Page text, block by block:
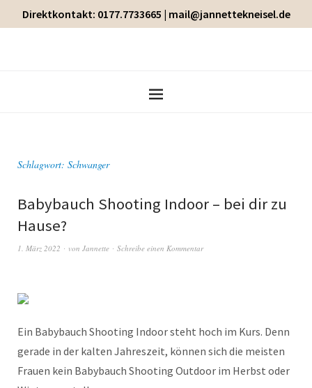
Direktkontakt: 0177.7733665 | mail@jannettekneisel.de
Schlagwort: Schwanger
Babybauch Shooting Indoor – bei dir zu
Hause?
1. März 2022 von Jannette Schreibe einen Kommentar
Ein Babybauch Shooting Indoor steht hoch im Kurs. Denn
gerade in der kalten Jahreszeit, können sich die meisten
Frauen kein Babybauch Shooting Outdoor im Herbst oder